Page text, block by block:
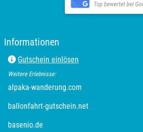
Informationen
Gutschein einlösen
Weitere Erlebnisse:
alpaka-wanderung.com
ballonfahrt-gutschein.net
basenio.de
Regensburg
Rheine